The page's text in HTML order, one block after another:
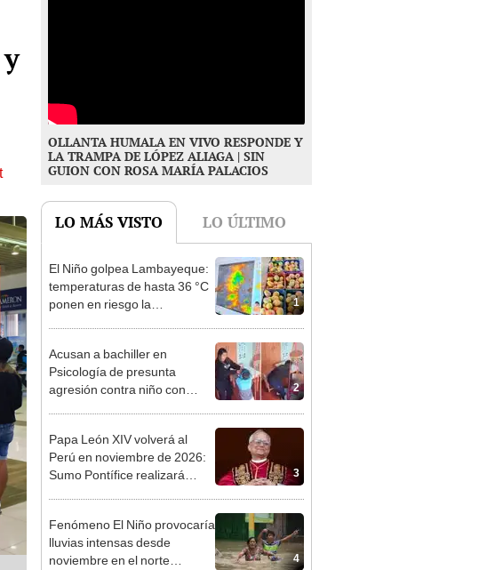
OLLANTA HUMALA EN VIVO RESPONDE Y
LA TRAMPA DE LÓPEZ ALIAGA | SIN
GUION CON ROSA MARÍA PALACIOS
LO MÁS VISTO LO ÚLTIMO
1
El Niño golpea Lambayeque:
temperaturas de hasta 36 °C
ponen en riesgo la
2
Acusan a bachiller en
Psicología de presunta
agresión contra niño con
3
Papa León XIV volverá al
Perú en noviembre de 2026:
Sumo Pontífice realizará
4
Fenómeno El Niño provocaría
lluvias intensas desde
noviembre en el norte